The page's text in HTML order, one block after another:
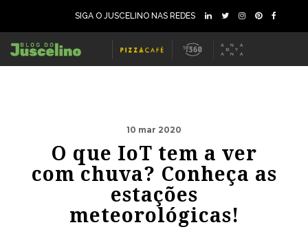
SIGA O JUSCELINO NAS REDES
10 mar 2020
O que IoT tem a ver
com chuva? Conheça as
estações
meteorológicas!